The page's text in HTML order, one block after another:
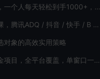
单身小众交友赛道，一个人每天轻松到手1000+，落地快、见效稳【揭秘】
全网主流广告投放课，腾讯ADQ / 抖音 / 快手 / B 站实操教学，手把手教投手赚钱变现，全套变现拆解稳定出单
对象的高效实用策略
外卖浏览全自动掘金项目，全平台覆盖，单窗口一天30+，可批量矩阵做，轻松日入500+【揭秘】